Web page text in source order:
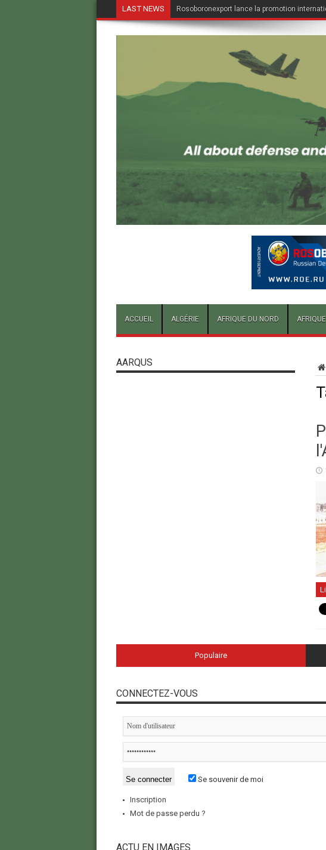
LAST NEWS Rosoboronexport lance la promotion
ACCUEIL ALGÉRIE AFRIQUE DU NORD AFRIQUE
AARQUS
Populaire
CONNECTEZ-VOUS
Se souvenir de moi
Inscription
Mot de passe perdu ?
ACTU EN IMAGES